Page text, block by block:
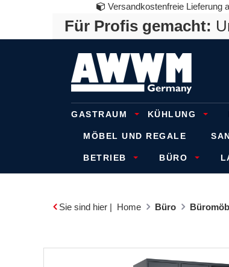
Versandkostenfreie Lieferung
Für Profis gemacht:
GASTRAUM KÜHLUNG
MÖBEL UND REGALE
BETRIEB BÜRO
Sie sind hier | Home Büro